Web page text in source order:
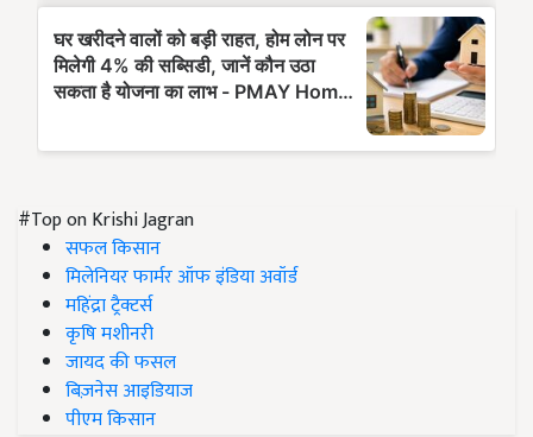
#Top on Krishi Jagran
सफल किसान
मिलेनियर फार्मर ऑफ इंडिया अवॉर्ड
महिंद्रा ट्रैक्टर्स
कृषि मशीनरी
जायद की फसल
बिज़नेस आइडियाज
पीएम किसान